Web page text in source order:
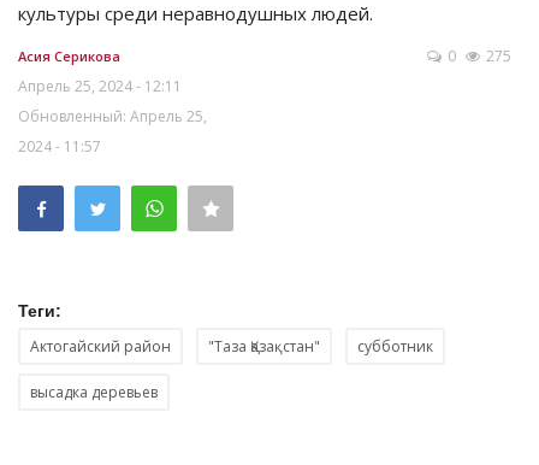
культуры среди неравнодушных людей.
Асия Серикова
Апрель 25, 2024 - 12:11
Обновленный: Апрель 25,
2024 - 11:57
0 275
Теги:
Актогайский район "Таза Қазақстан" субботник
высадка деревьев